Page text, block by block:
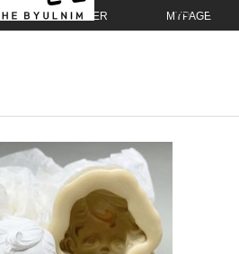
ORDER MYPAGE